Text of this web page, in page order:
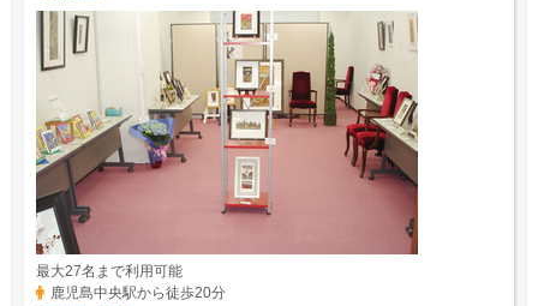
最大27名まで利用可能
鹿児島中央駅から徒歩20分